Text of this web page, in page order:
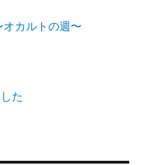
オカルトの週〜
た